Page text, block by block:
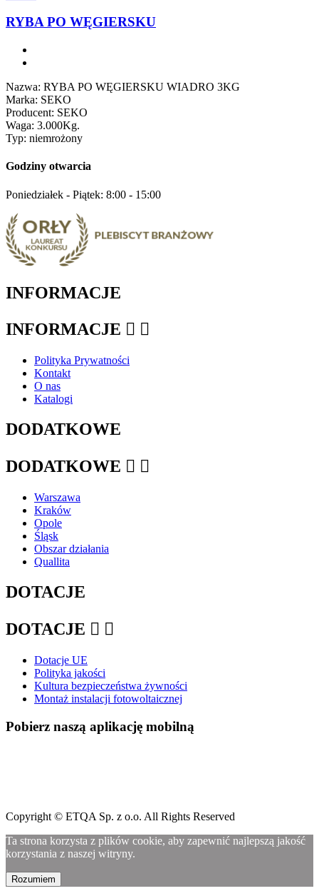
RYBA PO WĘGIERSKU
Nazwa: RYBA PO WĘGIERSKU WIADRO 3KG
Marka: SEKO
Producent: SEKO
Waga: 3.000Kg.
Typ: niemrożony
Godziny otwarcia
Poniedziałek - Piątek: 8:00 - 15:00
INFORMACJE
INFORMACJE  
Polityka Prywatności
Kontakt
O nas
Katalogi
DODATKOWE
DODATKOWE  
Warszawa
Kraków
Opole
Śląsk
Obszar działania
Quallita
DOTACJE
DOTACJE  
Dotacje UE
Polityka jakości
Kultura bezpieczeństwa żywności
Montaż instalacji fotowoltaicznej
Pobierz naszą aplikację mobilną
Copyright © ETQA Sp. z o.o. All Rights Reserved
Ta strona korzysta z plików cookie, aby zapewnić najlepszą jakość
korzystania z naszej witryny.
Rozumiem